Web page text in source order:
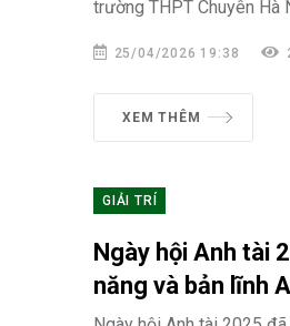
trường THPT Chuyên
25/04/2026 19:38
XEM THÊM
GIẢI TRÍ
Ngày hội Anh tài
năng và bản lĩnh